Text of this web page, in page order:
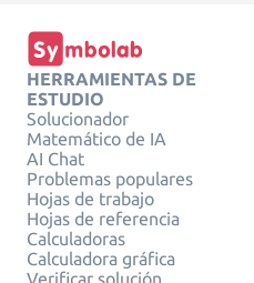
HERRAMIENTAS DE
ESTUDIO
Solucionador
Matemático de IA
AI Chat
Problemas populares
Hojas de trabajo
Hojas de referencia
Calculadoras
Calculadora gráfica